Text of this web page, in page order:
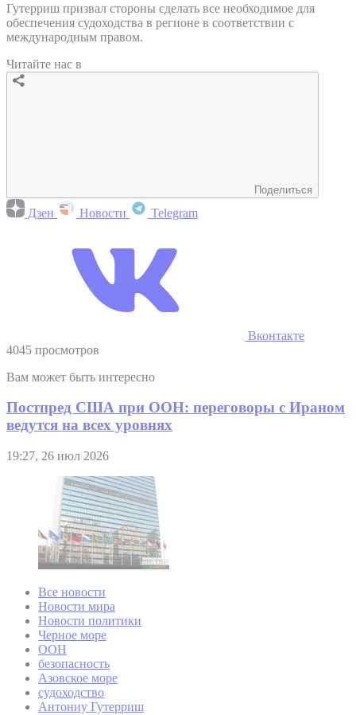
Гутерриш призвал стороны сделать все необходимое для
обеспечения судоходства в регионе в соответствии с
международным правом.
Читайте нас в
Поделиться
Дзен Новости Telegram
Вконтакте
4045 просмотров
Вам может быть интересно
Постпред США при ООН: переговоры с Ираном
ведутся на всех уровнях
19:27, 26 июл 2026
Все новости
Новости мира
Новости политики
Черное море
ООН
безопасность
Азовское море
судоходство
Антониу Гутерриш